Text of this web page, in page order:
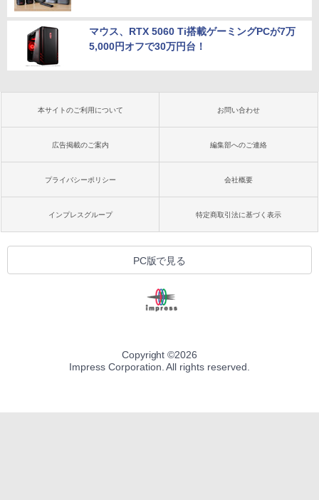
マウス、RTX 5060 Ti搭載ゲーミングPCが7万
5,000円オフで30万円台！
本サイトのご利用について お問い合わせ
広告掲載のご案内 編集部へのご連絡
プライバシーポリシー 会社概要
インプレスグループ 特定商取引法に基づく表示
PC版で見る
Copyright ©2026
Impress Corporation. All rights reserved.